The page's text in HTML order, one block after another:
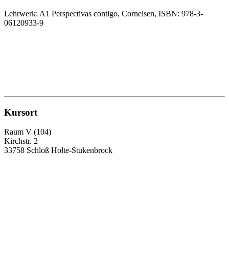
Lehrwerk: A1 Perspectivas contigo, Cornelsen, ISBN: 978-3-
06120933-9
Kursort
Raum V (104)
Kirchstr. 2
33758 Schloß Holte-Stukenbrock